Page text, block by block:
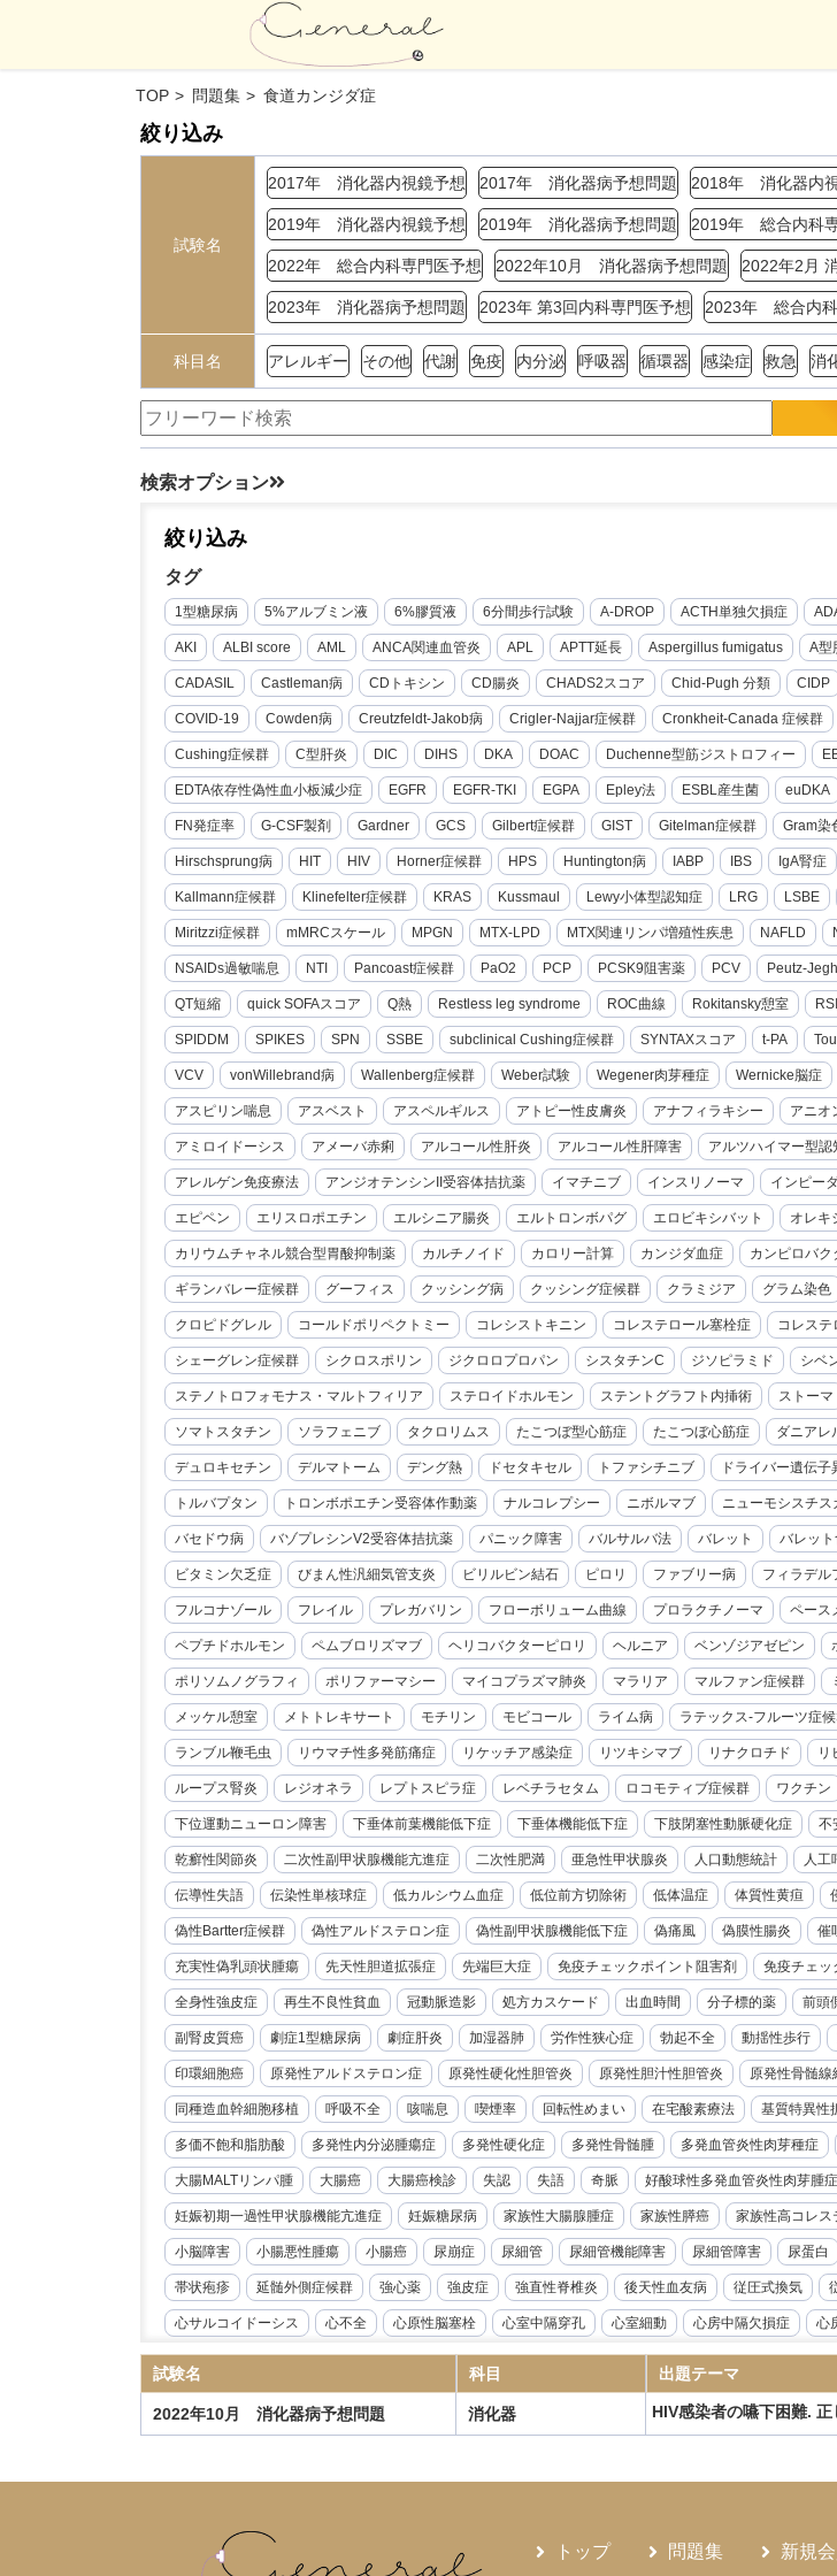
TOP 問題集 食道カンジダ症
絞り込み
試験名
2017年 消化器内視鏡予想 2017年 消化器病予想問題 2018年 消化器内
2019年 消化器内視鏡予想 2019年 消化器病予想問題 2019年 総合内科
2022年 総合内科専門医予想 2022年10月 消化器病予想問題 2022年2月
2023年 消化器病予想問題 2023年 第3回内科専門医予想 2023年 総合内
科目名 アレルギー その他 代謝 免疫 内分泌 呼吸器 循環器 感染症 救急 消
検索オプション
絞り込み
タグ
1型糖尿病 5%アルブミン液 6%膠質液 6分間歩行試験 A-DROP ACTH単独欠損症
AKI ALBI score AML ANCA関連血管炎 APL APTT延長 Aspergillus fumigatus A型
CADASIL Castleman病 CDトキシン CD腸炎 CHADS2スコア Chid-Pugh 分類 CIDP
COVID-19 Cowden病 Creutzfeldt-Jakob病 Crigler-Najjar症候群 Cronkheit-Canada 症候群
Cushing症候群 C型肝炎 DIC DIHS DKA DOAC Duchenne型筋ジストロフィー
EDTA依存性偽性血小板減少症 EGFR EGFR-TKI EGPA Epley法 ESBL産生菌 euDKA
FN発症率 G-CSF製剤 Gardner GCS Gilbert症候群 GIST Gitelman症候群 Gram染
Hirschsprung病 HIT HIV Horner症候群 HPS Huntington病 IABP IBS IgA腎症
Kallmann症候群 Klinefelter症候群 KRAS Kussmaul Lewy小体型認知症 LRG LSBE
Miritzzi症候群 mMRCスケール MPGN MTX-LPD MTX関連リンパ増殖性疾患 NAFLD
NSAIDs過敏喘息 NTI Pancoast症候群 PaO2 PCP PCSK9阻害薬 PCV Peutz-
QT短縮 quick SOFAスコア Q熱 Restless leg syndrome ROC曲線 Rokitansky憩室 RSI
SPIDDM SPIKES SPN SSBE subclinical Cushing症候群 SYNTAXスコア t-PA
VCV vonWillebrand病 Wallenberg症候群 Weber試験 Wegener肉芽種症 Wernicke脳症
アスピリン喘息 アスベスト アスペルギルス アトピー性皮膚炎 アナフィラキシー アニオ
アミロイドーシス アメーバ赤痢 アルコール性肝炎 アルコール性肝障害 アルツハイマー型認
アレルゲン免疫療法 アンジオテンシンII受容体拮抗薬 イマチニブ インスリノーマ インピー
エピペン エリスロポエチン エルシニア腸炎 エルトロンボパグ エロビキシバット オレキ
カリウムチャネル競合型胃酸抑制薬 カルチノイド カロリー計算 カンジダ血症 カンピロバク
ギランバレー症候群 グーフィス クッシング病 クッシング症候群 クラミジア グラム染色
クロピドグレル コールドポリペクトミー コレシストキニン コレステロール塞栓症 コレステ
シェーグレン症候群 シクロスポリン ジクロロプロパン シスタチンC ジソピラミド シベ
ステノトロフォモナス・マルトフィリア ステロイドホルモン ステントグラフト内挿術 ストーマ
ソマトスタチン ソラフェニブ タクロリムス たこつぼ型心筋症 たこつぼ心筋症 ダニアレ
デュロキセチン デルマトーム デング熱 ドセタキセル トファシチニブ ドライバー遺伝子
トルバプタン トロンボポエチン受容体作動薬 ナルコレプシー ニボルマブ ニューモシスチス
バセドウ病 バゾプレシンV2受容体拮抗薬 パニック障害 バルサルバ法 バレット バレット
ビタミン欠乏症 びまん性汎細気管支炎 ビリルビン結石 ピロリ ファブリー病 フィラデル
フルコナゾール フレイル プレガバリン フローボリューム曲線 プロラクチノーマ ペース
ペプチドホルモン ペムブロリズマブ ヘリコバクターピロリ ヘルニア ベンゾジアゼピン
ポリソムノグラフィ ポリファーマシー マイコプラズマ肺炎 マラリア マルファン症候群
メッケル憩室 メトトレキサート モチリン モビコール ライム病 ラテックス-フルーツ症
ランブル鞭毛虫 リウマチ性多発筋痛症 リケッチア感染症 リツキシマブ リナクロチド リ
ループス腎炎 レジオネラ レプトスピラ症 レベチラセタム ロコモティブ症候群 ワクチン
下位運動ニューロン障害 下垂体前葉機能低下症 下垂体機能低下症 下肢閉塞性動脈硬化症 不
乾癬性関節炎 二次性副甲状腺機能亢進症 二次性肥満 亜急性甲状腺炎 人口動態統計 人工
伝導性失語 伝染性単核球症 低カルシウム血症 低位前方切除術 低体温症 体質性黄疸
偽性Bartter症候群 偽性アルドステロン症 偽性副甲状腺機能低下症 偽痛風 偽膜性腸炎 催
充実性偽乳頭状腫瘍 先天性胆道拡張症 先端巨大症 免疫チェックポイント阻害剤 免疫チェッ
全身性強皮症 再生不良性貧血 冠動脈造影 処方カスケード 出血時間 分子標的薬 前頭
副腎皮質癌 劇症1型糖尿病 劇症肝炎 加湿器肺 労作性狭心症 勃起不全 動揺性歩行
印環細胞癌 原発性アルドステロン症 原発性硬化性胆管炎 原発性胆汁性胆管炎 原発性骨髄線
同種造血幹細胞移植 呼吸不全 咳喘息 喫煙率 回転性めまい 在宅酸素療法 基質特異性
多価不飽和脂肪酸 多発性内分泌腫瘍症 多発性硬化症 多発性骨髄腫 多発血管炎性肉芽種症
大腸MALTリンパ腫 大腸癌 大腸癌検診 失認 失語 奇脈 好酸球性多発血管炎性肉芽腫症
妊娠初期一過性甲状腺機能亢進症 妊娠糖尿病 家族性大腸腺腫症 家族性膵癌 家族性高コレス
小脳障害 小腸悪性腫瘍 小腸癌 尿崩症 尿細管 尿細管機能障害 尿細管障害 尿蛋白
帯状疱疹 延髄外側症候群 強心薬 強皮症 強直性脊椎炎 後天性血友病 従圧式換気
心サルコイドーシス 心不全 心原性脳塞栓 心室中隔穿孔 心室細動 心房中隔欠損症 心
心臓リハビリテーション 心臓冠動脈CT 心臓超音波検査 急性リンパ性白血病 急性上腸管脈
急性好酸球性肺炎 急性心筋炎 急性心膜炎 急性溶血性輸血副作用 急性肝不全 急性胆嚢炎
抗IL-6受容体抗体
指定難病 播種性帯状疱疹 播種性血管内凝固症候群
試験名 科目 出題テーマ
2022年10月 消化器病予想問題 消化器 HIV感染者の嚥下困難. 正
トップ 問題集 新規